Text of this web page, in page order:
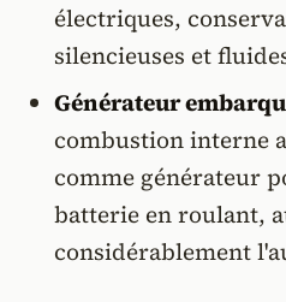
électriques,
silencieuses et
Générateur
combustion interne
comme générateur
batterie en roulant,
considérablement